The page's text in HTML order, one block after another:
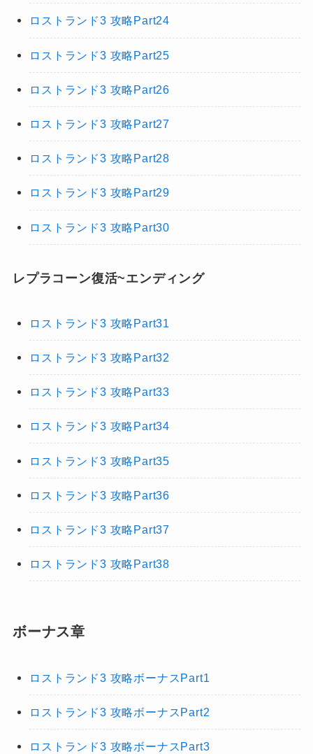
ロストランド3 攻略Part24
ロストランド3 攻略Part25
ロストランド3 攻略Part26
ロストランド3 攻略Part27
ロストランド3 攻略Part28
ロストランド3 攻略Part29
ロストランド3 攻略Part30
レプラコーン復活~エンディング
ロストランド3 攻略Part31
ロストランド3 攻略Part32
ロストランド3 攻略Part33
ロストランド3 攻略Part34
ロストランド3 攻略Part35
ロストランド3 攻略Part36
ロストランド3 攻略Part37
ロストランド3 攻略Part38
ボーナス章
ロストランド3 攻略ボーナスPart1
ロストランド3 攻略ボーナスPart2
ロストランド3 攻略ボーナスPart3